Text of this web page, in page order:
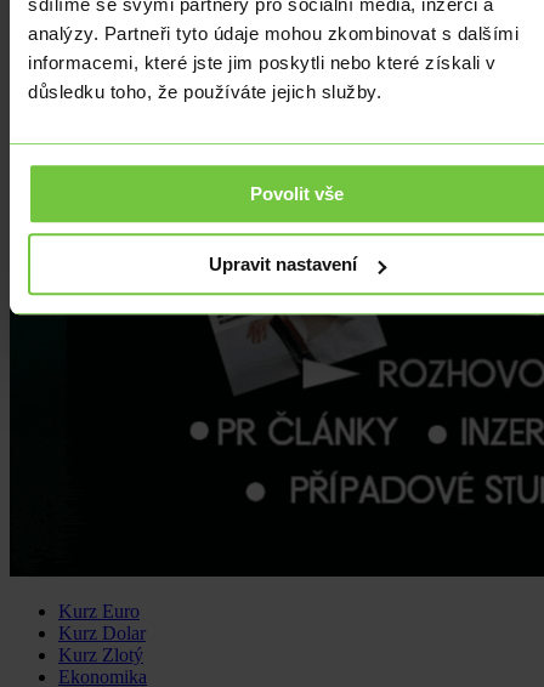
analýzy. Partneři tyto údaje mohou zkombinovat s dalšími
informacemi, které jste jim poskytli nebo které získali v
důsledku toho, že používáte jejich služby.
Povolit vše
Upravit nastavení
Kurz Euro
Kurz Dolar
Kurz Zlotý
Ekonomika